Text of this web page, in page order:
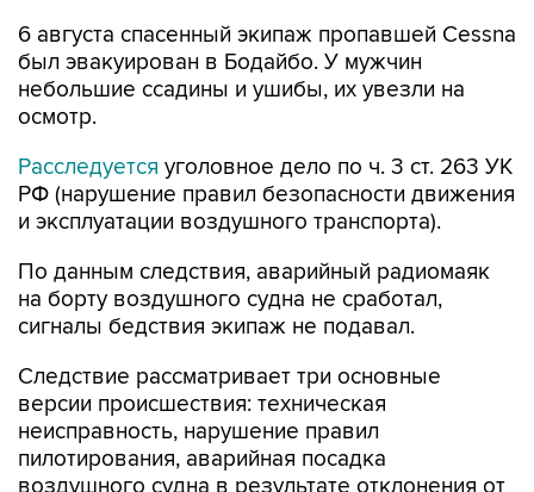
6 августа спасенный экипаж пропавшей Cessna
был эвакуирован в Бодайбо. У мужчин
небольшие ссадины и ушибы, их увезли на
осмотр.
Расследуется уголовное дело по ч. 3 ст. 263 УК
РФ (нарушение правил безопасности движения
и эксплуатации воздушного транспорта).
По данным следствия, аварийный радиомаяк
на борту воздушного судна не сработал,
сигналы бедствия экипаж не подавал.
Следствие рассматривает три основные
версии происшествия: техническая
неисправность, нарушение правил
пилотирования, аварийная посадка